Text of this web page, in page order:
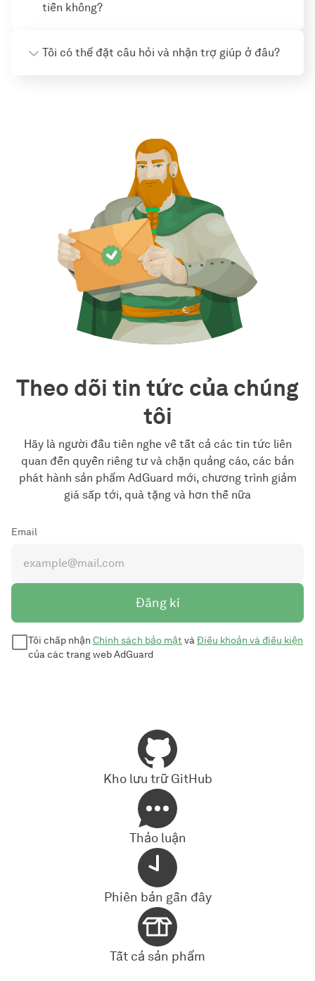
tiền không?
Tôi có thể đặt câu hỏi và nhận trợ giúp ở đâu?
Theo dõi tin tức của chúng
tôi
Hãy là người đầu tiên nghe về tất cả các tin tức liên
quan đến quyền riêng tư và chặn quảng cáo, các bản
phát hành sản phẩm AdGuard mới, chương trình giảm
giá sắp tới, quà tặng và hơn thế nữa
Email
Đăng kí
Tôi chấp nhận Chính sách bảo mậtvàĐiều khoản và điều kiện
của các trang web AdGuard
Kho lưu trữ GitHub
Thảo luận
Phiên bản gần đây
Tất cả sản phẩm